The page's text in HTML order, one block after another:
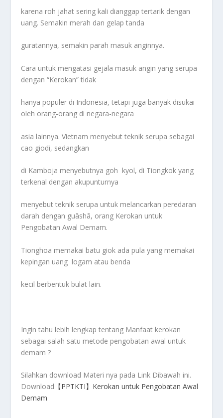
karena roh jahat sering kali dianggap tertarik dengan
uang. Semakin merah dan gelap tanda
guratannya, semakin parah masuk anginnya.
Cara untuk mengatasi gejala masuk angin yang serupa
dengan “Kerokan” tidak
hanya populer di Indonesia, tetapi juga banyak disukai
oleh orang-orang di negara-negara
asia lainnya. Vietnam menyebut teknik serupa sebagai
cao giodi, sedangkan
di Kamboja menyebutnya goh kyol, di Tiongkok yang
terkenal dengan akupunturnya
menyebut teknik serupa untuk melancarkan peredaran
darah dengan guāshā, orang Kerokan untuk
Pengobatan Awal Demam.
Tionghoa memakai batu giok ada pula yang memakai
kepingan uang logam atau benda
kecil berbentuk bulat lain.
Ingin tahu lebih lengkap tentang Manfaat kerokan
sebagai salah satu metode pengobatan awal untuk
demam ?
Silahkan download Materi nya pada Link Dibawah ini.
Download 【PPTKTI】Kerokan untuk Pengobatan Awal
Demam